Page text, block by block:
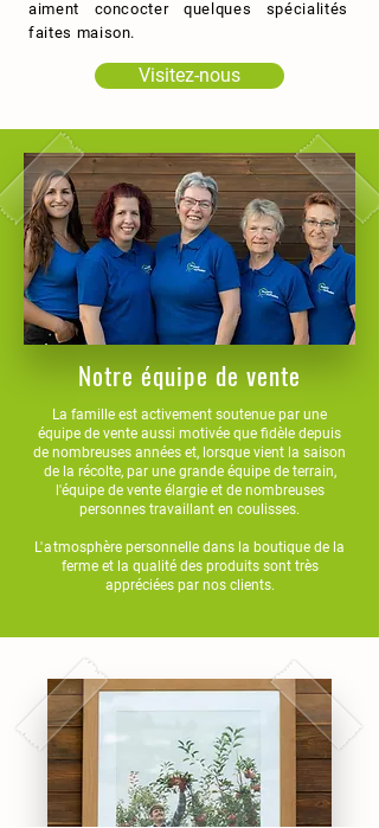
aiment concocter quelques spécialités
faites maison.
Visitez-nous
Notre équipe de vente
La famille est activement soutenue par une
équipe de vente aussi motivée que fidèle depuis
de nombreuses années et, lorsque vient la saison
de la récolte, par une grande équipe de terrain,
l'équipe de vente élargie et de nombreuses
personnes travaillant en coulisses.
L'atmosphère personnelle dans la boutique de la
ferme et la qualité des produits sont très
appréciées par nos clients.